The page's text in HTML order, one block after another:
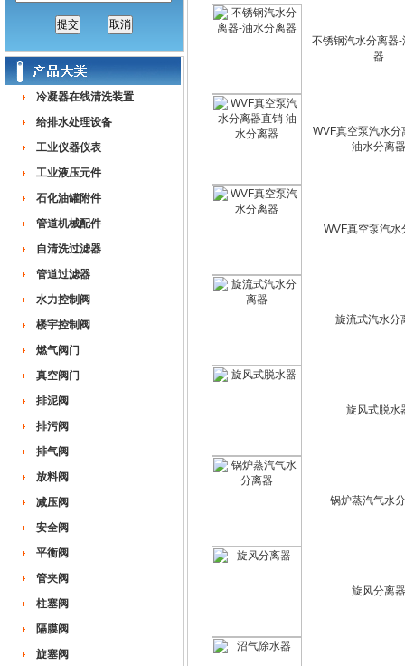
冷凝器在线清洗装置
给排水处理设备
工业仪器仪表
工业液压元件
石化油罐附件
管道机械配件
自清洗过滤器
管道过滤器
水力控制阀
楼宇控制阀
燃气阀门
真空阀门
排泥阀
排污阀
排气阀
放料阀
减压阀
安全阀
平衡阀
管夹阀
柱塞阀
隔膜阀
旋塞阀
不锈钢汽水分离器-
器
WVF真空泵汽水分
油水分离器
WVF真空泵汽水
旋流式汽水分
旋风式脱水
锅炉蒸汽气水
旋风分离器